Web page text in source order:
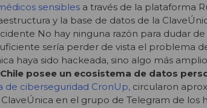
sensibles a través de la plataforma
y la base de datos de la
No hay ninguna razón para dudar
sería perder de vista el problema
haya sido hackeada, sino algo más
Chile posee un ecosistema de datos
de ciberseguridad CronUp, circularon
en el grupo de Telegram de los